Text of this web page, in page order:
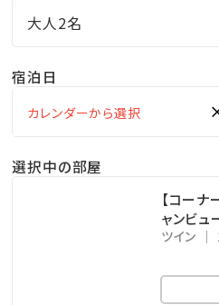
【ゲストサービス】
・レンタサイクル（有料）
・ベビーカー、ベビーベッド
※こちらのプランに温泉施
温泉施設ご利用のお客様は
だくか、温泉付きのプランを
大人2名
宿泊日
選択中の部屋
【コー
ャンビ
ツイン